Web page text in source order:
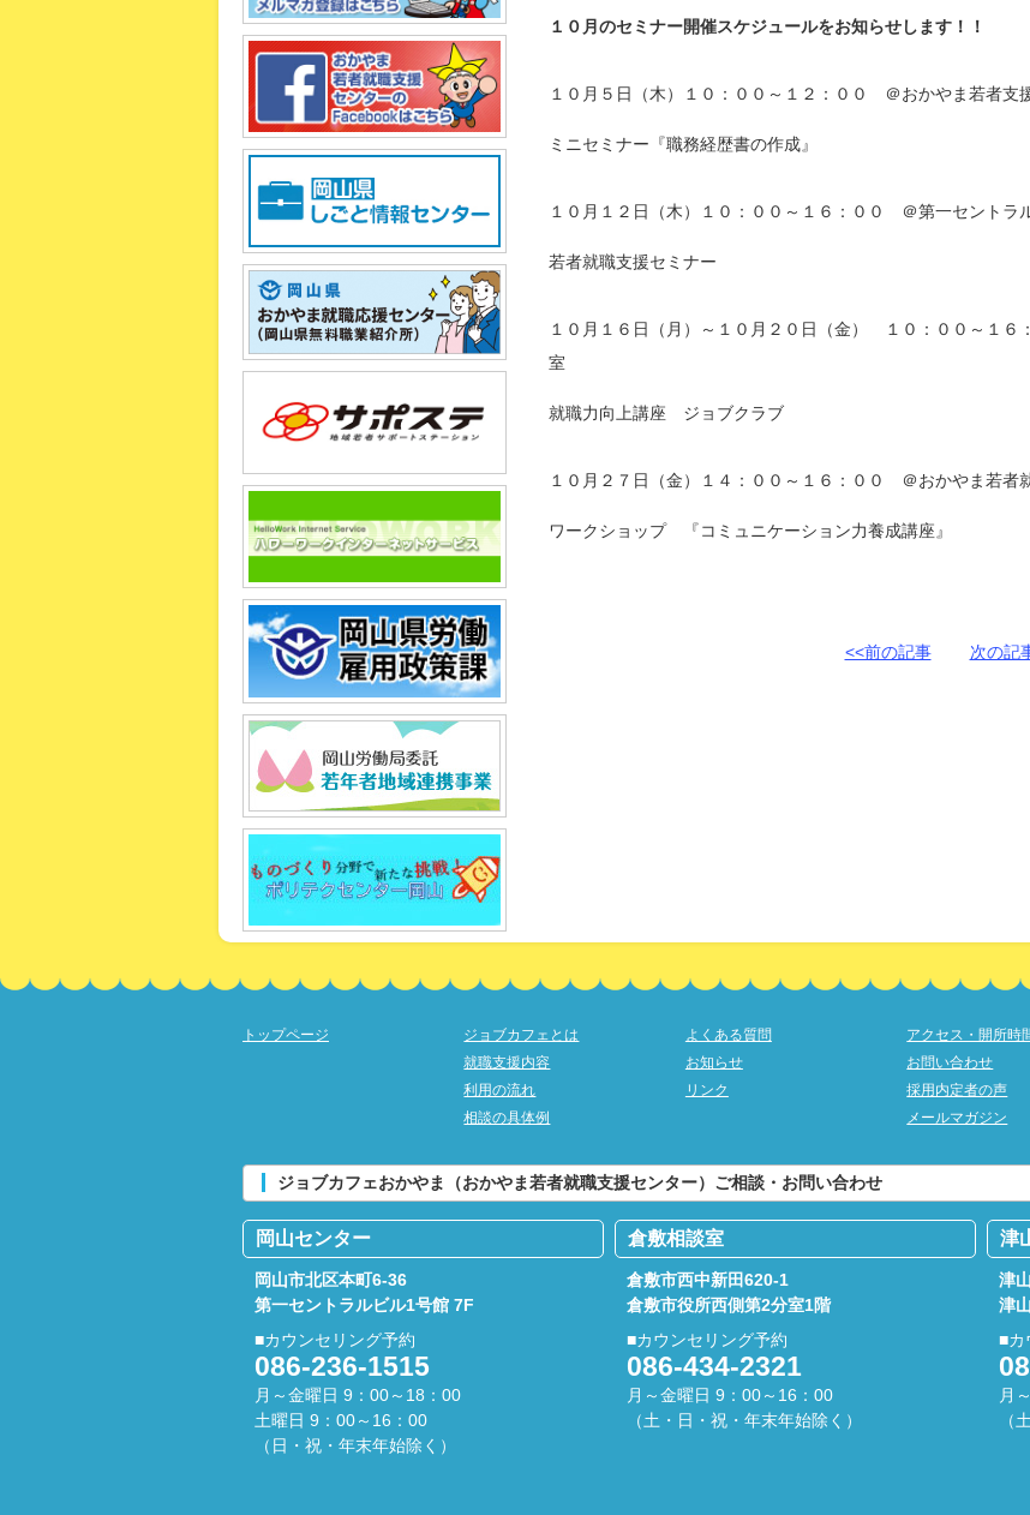
１０月のセミナー開催スケジュールをお知らせします！！
１０月５日（木）１０：００～１２：００ ＠おかやま若者
ミニセミナー『職務経歴書の作成』
１０月１２日（木）１０：００～１６：００ ＠第一セント
若者就職支援セミナー
１０月１６日（月）～１０月２０日（金） １０：００～１
室
就職力向上講座 ジョブクラブ
１０月２７日（金）１４：００～１６：００ ＠おかやま若
ワークショップ 『コミュニケーション力養成講座』
<<前の記事 次の記
トップページ
ジョブカフェとは
就職支援内容
利用の流れ
相談の具体例
よくある質問
お知らせ
リンク
アクセス・開所時
お問い合わせ
採用内定者の声
メールマガジン
ジョブカフェおかやま（おかやま若者就職支援センター）ご相談・お問い合わせ
岡山センター
岡山市北区本町6-36
第一セントラルビル1号館 7F
■カウンセリング予約
086-236-1515
月～金曜日 9：00～18：00
土曜日 9：00～16：00
（日・祝・年末年始除く）
倉敷相談室
倉敷市西中新田620-1
倉敷市役所西側第2分室1階
■カウンセリング予約
086-434-2321
月～金曜日 9：00～16：00
（土・日・祝・年末年始除く）
津
津
津
■カ
月
（